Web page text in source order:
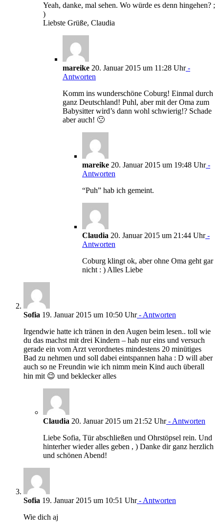
Yeah, danke, mal sehen. Wo würde es denn hingehen? ;
)
Liebste Grüße, Claudia
mareike 20. Januar 2015 um 11:28 Uhr-
Antworten
Komm ins wunderschöne Coburg! Einmal durch
ganz Deutschland! Puhl, aber mit der Oma zum
Babysitter wird’s dann wohl schwierig!? Schade
aber auch! 🙁
mareike 20. Januar 2015 um 19:48 Uhr-
Antworten
“Puh” hab ich gemeint.
Claudia 20. Januar 2015 um 21:44 Uhr-
Antworten
Coburg klingt ok, aber ohne Oma geht gar
nicht : ) Alles Liebe
Sofia 19. Januar 2015 um 10:50 Uhr- Antworten
Irgendwie hatte ich tränen in den Augen beim lesen.. toll wie
du das machst mit drei Kindern – hab nur eins und versuch
gerade ein vom Arzt verordnetes mindestens 20 minütiges
Bad zu nehmen und soll dabei eintspannen haha : D will aber
auch so ne Freundin wie ich nimm mein Kind auch überall
hin mit 😉 und beklecker alles
Claudia 20. Januar 2015 um 21:52 Uhr- Antworten
Liebe Sofia, Tür abschließen und Ohrstöpsel rein. Und
hinterher wieder alles geben , ) Danke dir ganz herzlich
und schönen Abend!
Sofia 19. Januar 2015 um 10:51 Uhr- Antworten
Wie dich aj